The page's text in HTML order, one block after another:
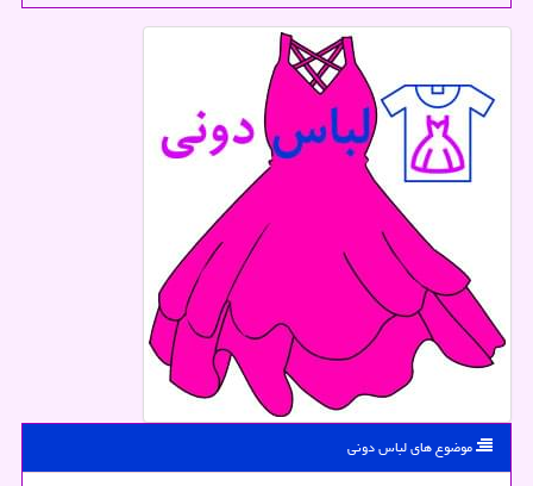
موضوع های لباس دونی